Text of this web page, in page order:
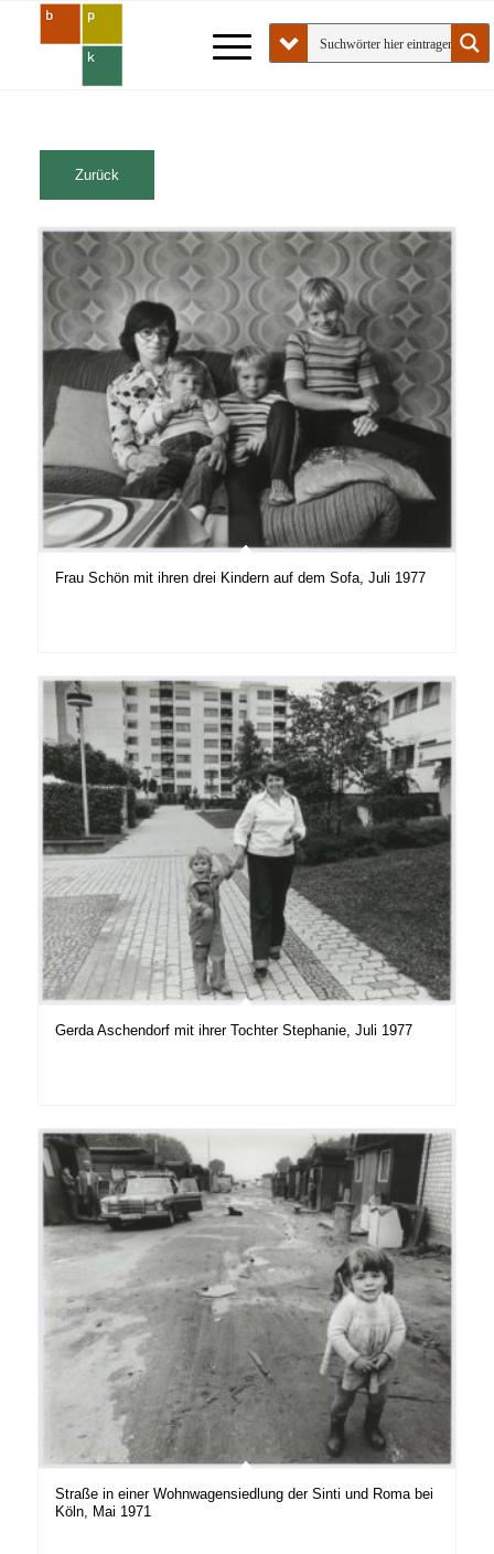
Frau Schön mit ihren drei Kindern auf dem Sofa, Juli 1977
Gerda Aschendorf mit ihrer Tochter Stephanie, Juli 1977
Straße in einer Wohnwagensiedlung der Sinti und Roma bei
Köln, Mai 1971